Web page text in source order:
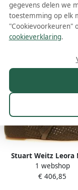
Stuart
Meer lezen
Stuart Weitz Leora
Jane Ballerina
1 webshop
€ 406,85
gegevens delen we
toestemming op elk
"Cookievoorkeuren"
cookieverklaring.